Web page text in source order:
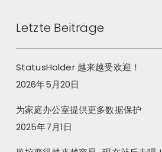
Letzte Beiträge
StatusHolder 越来越受欢迎！
2026年5月20日
为家庭办公室提供更多数据保护
2025年7月1日